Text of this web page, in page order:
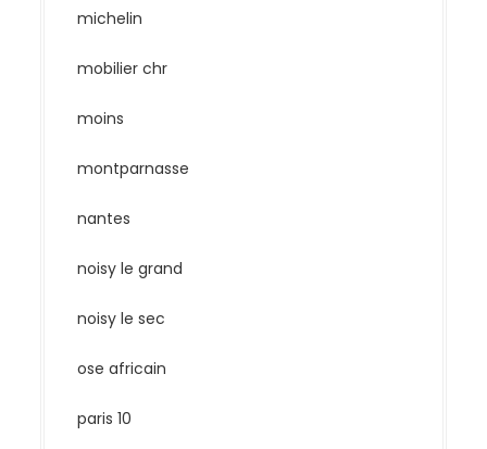
michelin
mobilier chr
moins
montparnasse
nantes
noisy le grand
noisy le sec
ose africain
paris 10